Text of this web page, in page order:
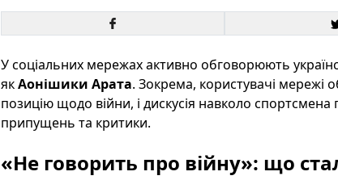
У соціальних мережах активно обговорюють
якАонішики Арата. Зокрема, користувачі мережі
позицію щодо війни, і дискусія навколо
припущень та критики.
«Не говорить про війну»: що